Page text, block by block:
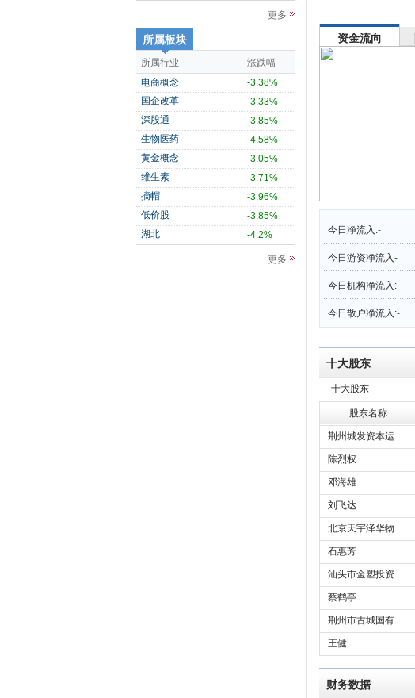
更多
所属板块
所属行业
涨跌幅
电商概念
-3.38%
国企改革
-3.33%
深股通
-3.85%
生物医药
-4.58%
黄金概念
-3.05%
维生素
-3.71%
摘帽
-3.96%
低价股
-3.85%
湖北
-4.2%
更多
资金流向
今日净流入:-
今日游资净流入-
今日机构净流入:-
今日散户净流入:-
十大股东
十大股东
股东名称
荆州城发资本运..
陈烈权
邓海雄
刘飞达
北京天宇泽华物..
石惠芳
汕头市金塑投资..
蔡鹤亭
荆州市古城国有..
王健
财务数据